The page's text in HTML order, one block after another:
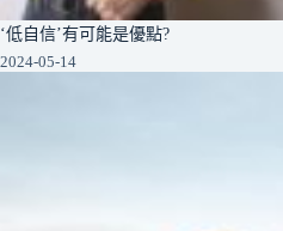
‘低自信’有可能是優點?
2024-05-14